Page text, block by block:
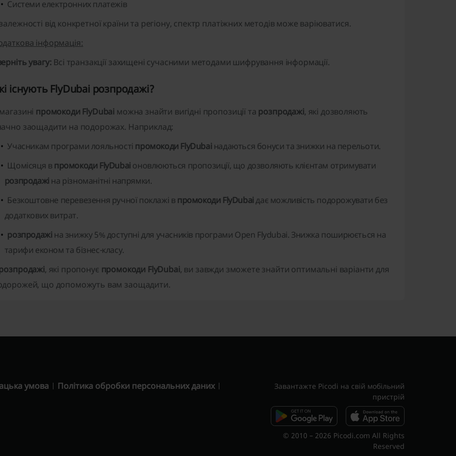
Системи електронних платежів
від конкретної країни та регіону, спектр платіжних методів може варіюватися.
інформація:
увагу: Всі транзакції захищені сучасними методами шифрування інформації.
існують FlyDubai розпродажі?
промокоди FlyDubai можна знайти вигідні пропозиції та розпродажі, які дозволяють
заощадити на подорожах. Наприклад:
Учасникам програми лояльності промокоди FlyDubai надаються бонуси та знижки на перельоти.
Щомісяця впромокоди FlyDubai оновлюються пропозиції, що дозволяють клієнтам отримувати
розпродажі на різноманітні напрямки.
Безкоштовне перевезення ручної поклажі впромокоди FlyDubaiдає можливість подорожувати без
додаткових витрат.
розпродажі на знижку 5% доступні для учасників програми Open Flydubai. Знижка поширюється на
тарифи економ та бізнес-класу.
, які пропонує промокоди FlyDubai, ви завжди зможете знайти оптимальні варіанти для
що допоможуть вам заощадити.
умова
Політика обробки персональних даних
Завантажте Picodi на свій мобільний
пристрій
© 2010 – 2026 Picodi.com All Rights
Reserved